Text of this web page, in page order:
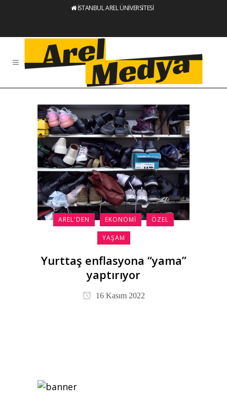
İSTANBUL AREL ÜNİVERSİTESİ
AREL'DEN EKONOMI ÖZEL
YAŞAM
Yurttaş enflasyona “yama”
yaptırıyor
16 Kasım 2022